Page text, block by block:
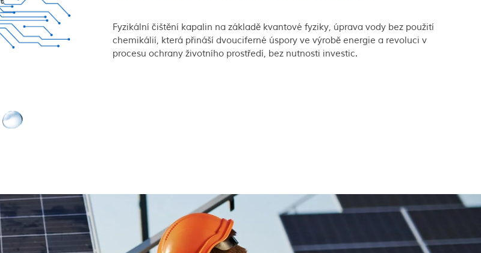
Fyzikální čištění kapalin na základě kvantové fyziky, úprava vody bez použití
chemikálií, která přináší dvouciferné úspory ve výrobě energie a revoluci v
procesu ochrany životního prostředí, bez nutnosti investic.